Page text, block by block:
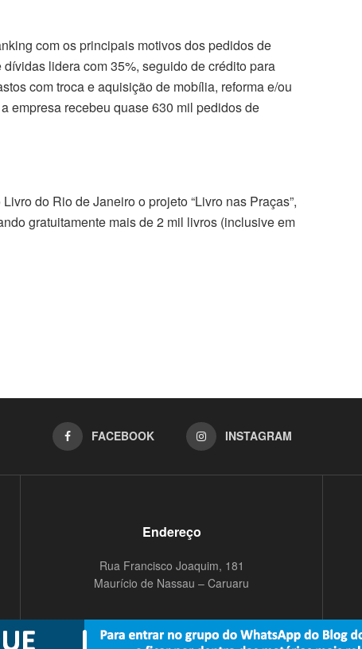
com os principais motivos dos pedidos de
lidera com 35%, seguido de crédito para
com troca e aquisição de mobília, reforma e/ou
empresa recebeu quase 630 mil pedidos de
do Rio de Janeiro o projeto “Livro nas Praças”,
gratuitamente mais de 2 mil livros (inclusive em
FACEBOOK INSTAGRAM
Endereço
Rua Francisco Joaquim, 181
Maurício de Nassau – Caruaru